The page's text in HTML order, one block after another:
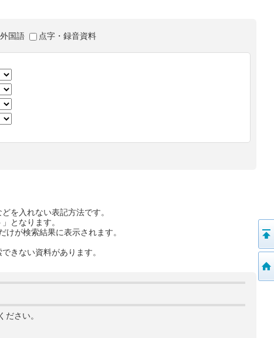
国語 点字・録音資料
を入れない表記方法です。
となります。
が検索結果に表示されます。
きない資料があります。
さい。